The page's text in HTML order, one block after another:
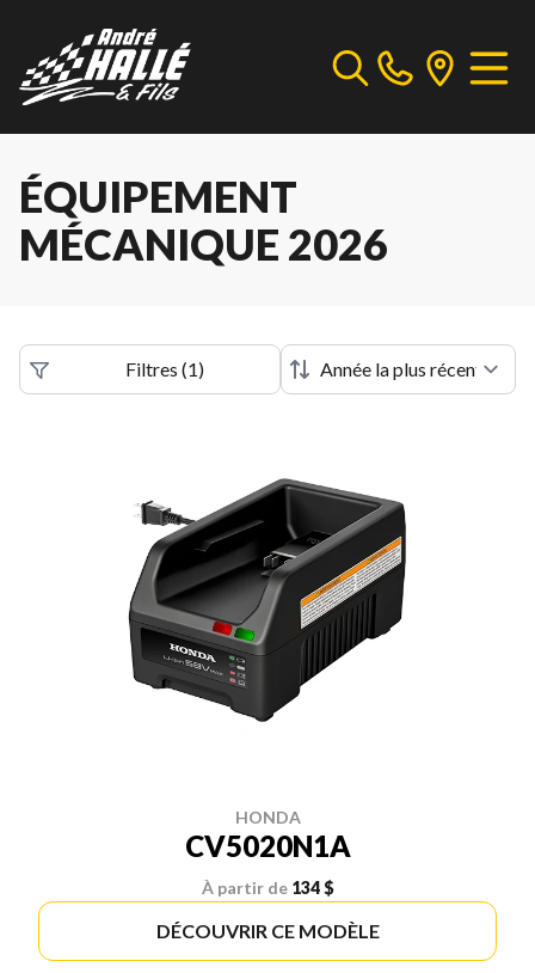
ÉQUIPEMENT
MÉCANIQUE 2026
Filtres (1)
HONDA
CV5020N1A
À partir de 134 $
DÉCOUVRIR CE MODÈLE